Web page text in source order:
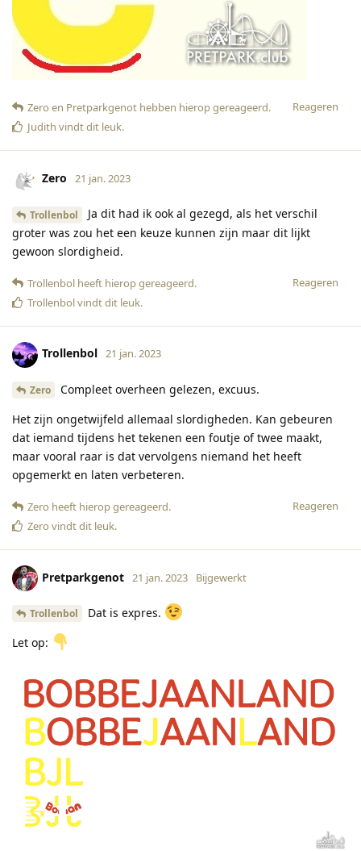
Reageren
Zero en Pretparkgenot hebben hierop gereageerd.
Judith vindt dit leuk.
Zero 21 jan. 2023
Trollenbol
Ja dit had ik ook al gezegd, als het verschil
groter was zou het een keuze kunnen zijn maar dit lijkt
gewoon slordigheid.
Reageren
Trollenbol heeft hierop gereageerd.
Trollenbolvindt dit leuk.
Trollenbol 21 jan. 2023
Zero
Compleet overheen gelezen, excuus.
Het zijn ongetwijfeld allemaal slordigheden. Kan gebeuren
dat iemand tijdens het tekenen een foutje of twee maakt,
maar vooral raar is dat vervolgens niemand het heeft
opgemerkt en laten verbeteren.
Reageren
Zero heeft hierop gereageerd.
Zero vindt dit leuk.
Pretparkgenot 21 jan. 2023 Bijgewerkt
Trollenbol
Dat is expres.
Let op: